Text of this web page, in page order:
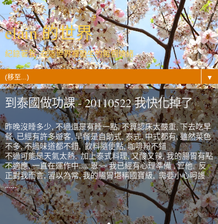
elain 的世界
紀錄著我- 在這世界裡發生的每個情緒...
▼
到泰國做功課 - 20110522 我快化掉了
昨晚沒睡多少, 不過還是有睡一點, 不算認床太嚴重, 下去吃早
餐, 已經有許多遊客, 早餐是自助式, 泰式, 中式都有, 雖然菜色
不多, 不過味道都不錯, 飲料隨便點, 咖啡粉不錯
不過可能是天氣太熱, 加上泰式料理, 又酸又辣, 我的腸胃有點
不適應, 一直在運作中..... 恩~~ 我已經有心理準備 , 管他, 反
正對我而言, 習以為常, 我的腸胃堪稱國寶級, 需要小心呵護
......